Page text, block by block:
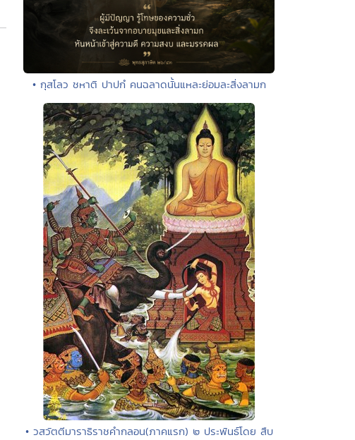
• กุสโลว ชหาติ ปาปกํ คนฉลาดนั้นแหละย่อมละสิ่งลามก
• วสวัตตีมาราธิราชคำกลอน(ภาคแรก) ๒ ประพันธ์โดย สืบ